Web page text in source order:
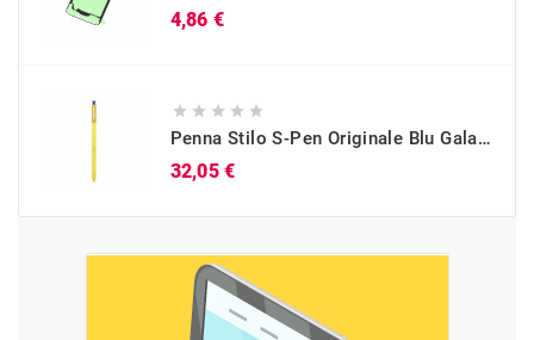
4,86 €
    
Penna Stilo S-Pen Originale Blu Galaxy Note 9 (SM-N960)
32,05 €